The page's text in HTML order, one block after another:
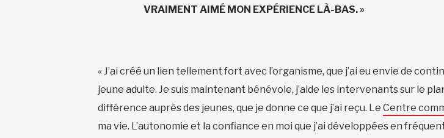
VRAIMENT AIMÉ MON EXPÉRIENCE LÀ-BAS. »
« J’ai créé un lien tellement fort avec l’organisme, que j’ai eu envie de
jeune adulte. Je suis maintenant bénévole, j’aide les intervenants sur le
différence auprès des jeunes, que je donne ce que j’ai reçu. Le Centre
ma vie. L’autonomie et la confiance en moi que j’ai développées en